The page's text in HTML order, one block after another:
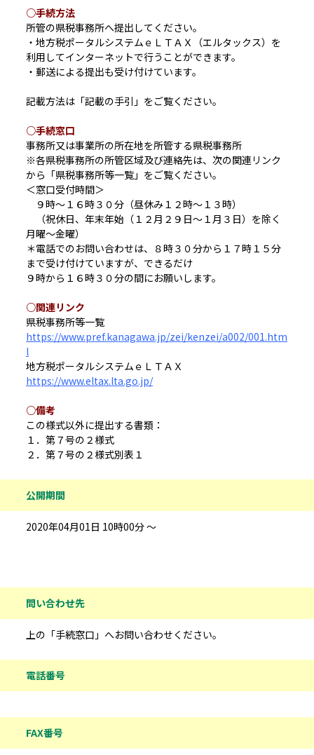
○手続方法
所管の県税事務所へ提出してください。
・地方税ポータルシステムｅＬＴＡＸ（エルタックス）を
利用してインターネットで行うことができます。
・郵送による提出も受け付けています。
記載方法は「記載の手引」をご覧ください。
○手続窓口
事務所又は事業所の所在地を所管する県税事務所
※各県税事務所の所管区域及び連絡先は、次の関連リンク
から「県税事務所等一覧」をご覧ください。
＜窓口受付時間＞
９時～１６時３０分（昼休み１２時～１３時）
（祝休日、年末年始（１２月２９日～１月３日）を除く
月曜～金曜）
＊電話でのお問い合わせは、８時３０分から１７時１５分
まで受け付けていますが、できるだけ
９時から１６時３０分の間にお願いします。
○関連リンク
県税事務所等一覧
https://www.pref.kanagawa.jp/zei/kenzei/a002/001.htm
l
地方税ポータルシステムｅＬＴＡＸ
https://www.eltax.lta.go.jp/
○備考
この様式以外に提出する書類：
１．第７号の２様式
２．第７号の２様式別表１
公開期間
2020年04月01日 10時00分 ～
問い合わせ先
上の「手続窓口」へお問い合わせください。
電話番号
FAX番号